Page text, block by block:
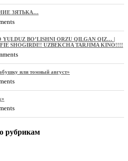
ЗЯТЬКА…
YULDUZ BO’LISHNI ORZU QILGAN QIZ… |
SHOGIRDI!! UZBEKCHA TARJIMA KINO!!!!
или томный август»
рубрикам